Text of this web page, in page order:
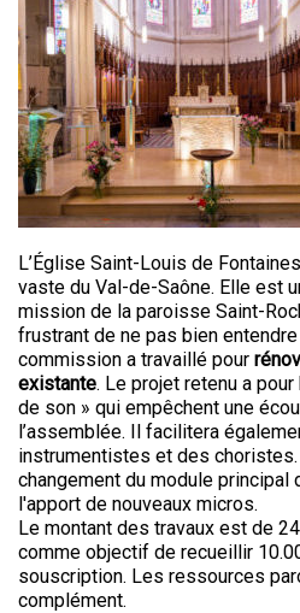
L’Église Saint-Louis de
vaste du Val-de-Saône. Elle est
mission de la paroisse Saint-
frustrant de ne pas bien
commission a travaillé pour
existante. Le projet retenu a
de son » qui empêchent une
l’assemblée. Il facilitera
instrumentistes et des
changement du module principal
l'apport de nouveaux micros.
Le montant des travaux est de
comme objectif de recueillir
souscription. Les ressources
complément.